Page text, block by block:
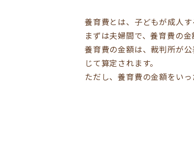
養育費とは、子どもが成人
まずは夫婦間で、養育費の
養育費の金額は、裁判所が
じて算定されます。
ただし、養育費の金額をい